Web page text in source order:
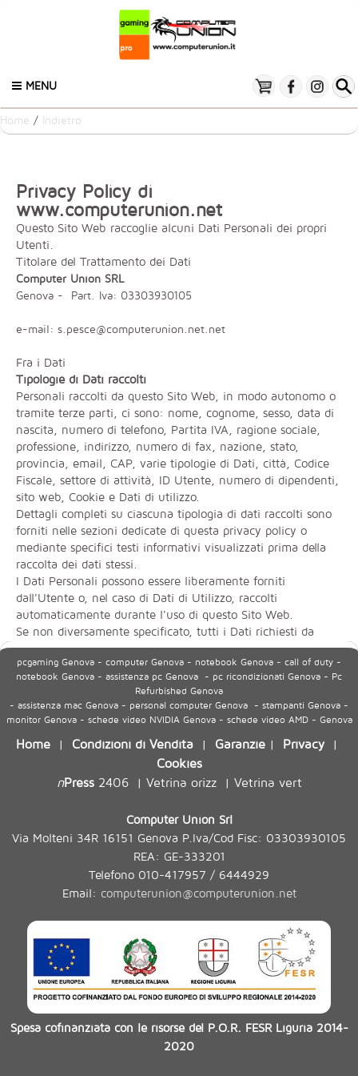
MENU
Home / Indietro
pcgaming Genova - computer Genova - notebook Genova - call of duty -
notebook Genova - assistenza pc Genova - pc ricondizionati Genova - Pc
Refurbished Genova
- assistenza mac Genova - personal computer Genova - stampanti Genova -
monitor Genova - schede video NVIDIA Genova - schede video AMD - Genova
Home | Condizioni di Vendita | Garanzie | Privacy|
Cookies
nPress2406| Vetrina orizz| Vetrina vert
Computer Union Srl
Via Molteni 34R 16151 Genova P.Iva/Cod Fisc: 03303930105
REA: GE-333201
Telefono 010-417957 / 6444929
Email: computerunion@computerunion.net
Spesa cofinanziata con le risorse del P.O.R. FESR Liguria 2014-
2020